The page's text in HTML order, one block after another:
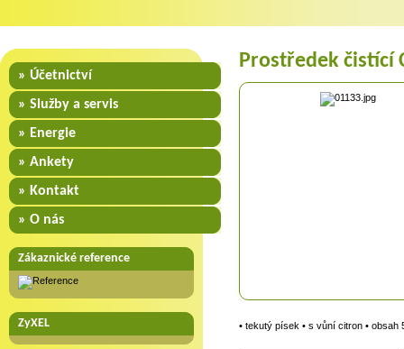
» Účetnictví
» Služby a servis
» Energie
» Ankety
» Kontakt
» O nás
Zákaznické reference
ZyXEL
Prostředek čistící
• tekutý písek • s vůní citron • obsah